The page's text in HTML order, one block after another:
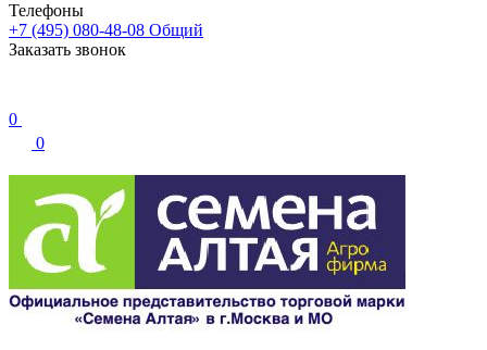
Телефоны
+7 (495) 080-48-08 Общий
Заказать звонок
0
0